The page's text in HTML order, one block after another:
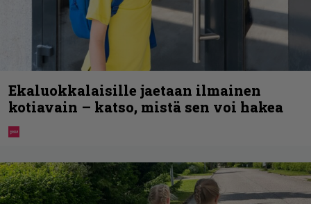
Ekaluokkalaisille jaetaan ilmainen
kotiavain – katso, mistä sen voi hakea